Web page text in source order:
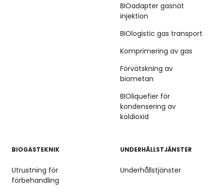
BIOadapter gasnät
injektion
BIOlogistic gas transport
Komprimering av gas
Förvätskning av
biometan
BIOliquefier för
kondensering av
koldioxid
BIOGASTEKNIK
Utrustning för
förbehandling
UNDERHÅLLSTJÄNSTER
Underhållstjänster